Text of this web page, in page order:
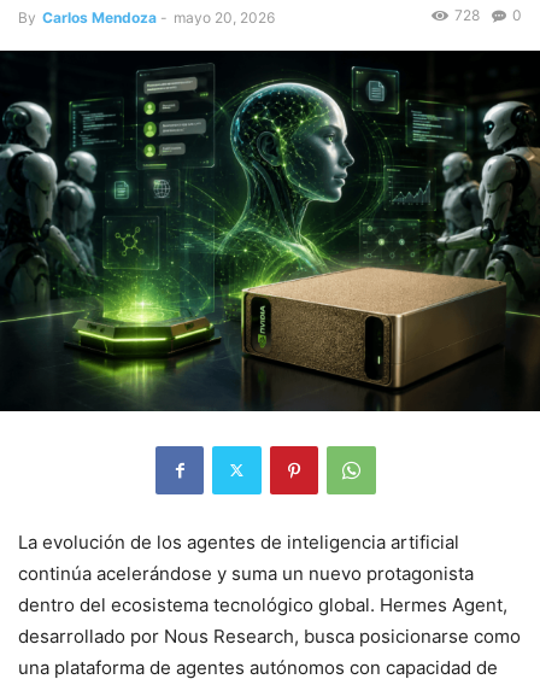
By Carlos Mendoza - mayo 20, 2026 0
728
La evolución de los agentes de inteligencia artificial
continúa acelerándose y suma un nuevo protagonista
dentro del ecosistema tecnológico global. Hermes Agent,
desarrollado por Nous Research, busca posicionarse como
una plataforma de agentes autónomos con capacidad de